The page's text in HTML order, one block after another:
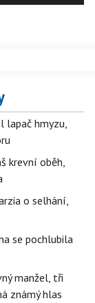
lapač hmyzu,
krevní oběh,
o selhání,
se pochlubila
manžel, tři
známý hlas